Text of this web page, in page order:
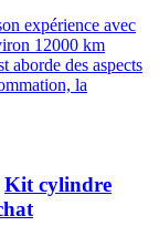
expérience avec
12000 km
aborde des aspects
la
Kit cylindre